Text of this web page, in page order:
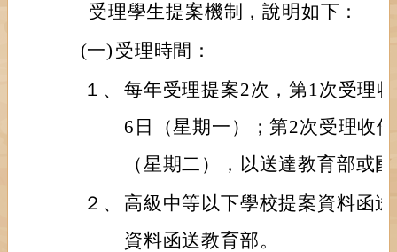
受理學生提案機制，說明如下：
(一) 受理時間：
１、 每年受理提案2次，第1次受理
6日（星期一）；第2次受理收
（星期二），以送達教育部或
２、
高級中等以下學校提案資料函
資料函送教育部。